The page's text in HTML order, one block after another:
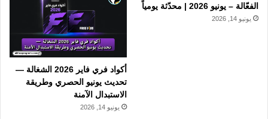
الفعّالة – يونيو 2026 | محدّثة يومياً
يونيو 14, 2026
أكواد فري فاير 2026 الشغالة —
تحديث يونيو الحصري وطريقة
الاستبدال الآمنة
يونيو 14, 2026